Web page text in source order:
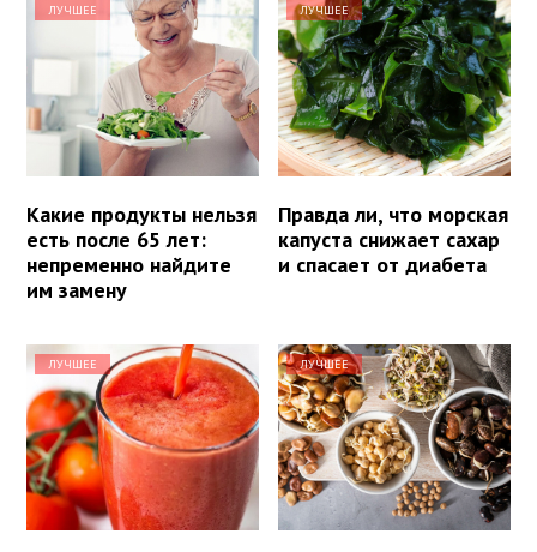
ЛУЧШЕЕ
Какие продукты нельзя
есть после 65 лет:
непременно найдите
им замену
ЛУЧШЕЕ
Правда ли, что морская
капуста снижает сахар
и спасает от диабета
ЛУЧШЕЕ ЛУЧШЕЕ